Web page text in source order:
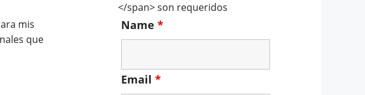
mis
que
</span> son requeridos
Name *
Email *